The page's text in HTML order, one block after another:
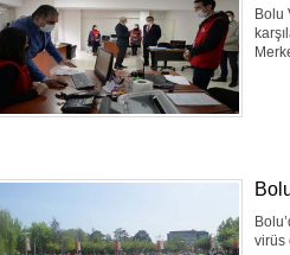
Bolu
virüs